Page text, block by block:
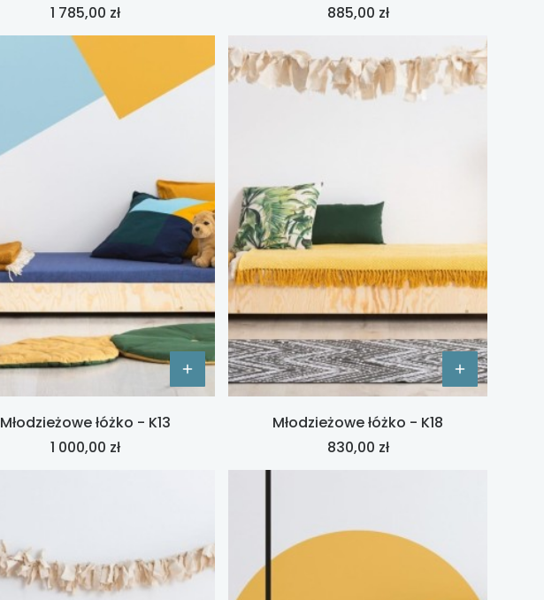
Cena
1 785,00 zł
Cena
885,00 zł
Młodzieżowe łóżko - K13
Cena
1 000,00 zł
Młodzieżowe łóżko - K18
Cena
830,00 zł